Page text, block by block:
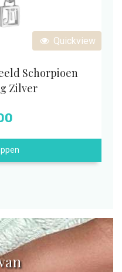
Quickview
Schorpioen
Zilver